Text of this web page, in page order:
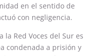
en el sentido de
con negligencia.
la Red Voces del Sur es
condenada a prisión y